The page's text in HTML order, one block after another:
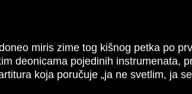
miris zime tog kišnog petka po
deonicama pojedinih instrumenata,
koja poručuje „ja ne svetlim, ja